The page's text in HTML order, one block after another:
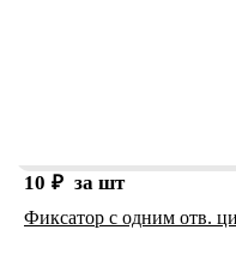
10 ₽ за шт
Фиксатор с одним отв.